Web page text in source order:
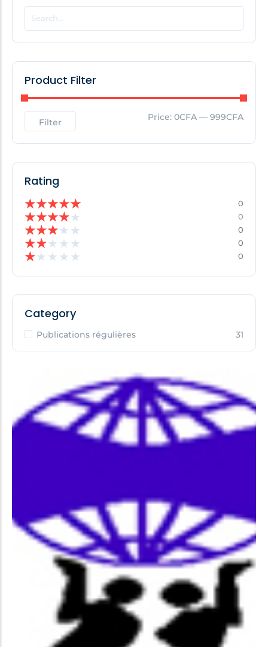
POPULAR THIS WEEK
No Posts Found!
No Posts Found!
Product Filter
Filter Price: 0CFA — 999CFA
Rating
★★★★★ 0
★★★★★ 0
★★★★ ★ 0
★★★ ★ ★ 0
★★ ★ ★ ★ 0
Category
Publications régulières 31